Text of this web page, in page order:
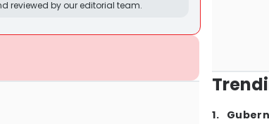
reviewed by our editorial team.
1.